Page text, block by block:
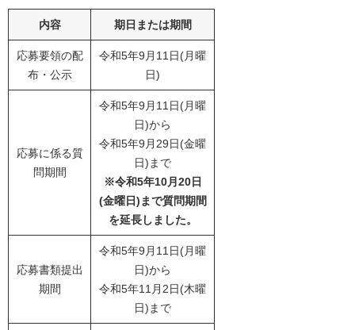
内容 期日または期間
応募要領の配
布・公示
令和5年9月11日(月曜
日)
応募に係る質
問期間
令和5年9月11日(月曜
日)から
令和5年9月29日(金曜
日)まで​
※令和5年10月20日
(金曜日)まで質問期間
を延長しました。
応募書類提出
期間
令和5年9月11日(月曜
日)から
令和5年11月2日(木曜
日)まで